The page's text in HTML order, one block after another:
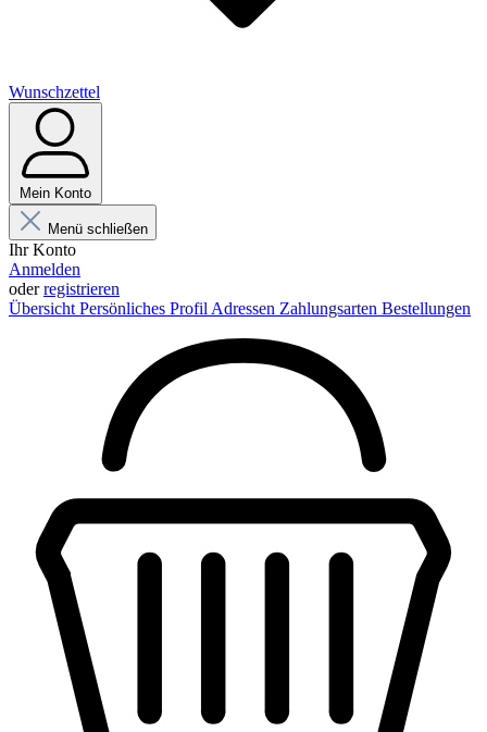
Wunschzettel
Mein Konto
Menü schließen
Ihr Konto
Anmelden
oderregistrieren
Übersicht Persönliches Profil Adressen Zahlungsarten Bestellungen